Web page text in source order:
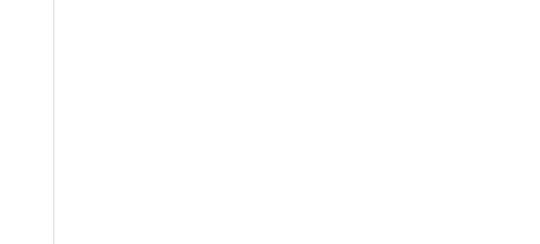
do clássico «Practice What You Preach»